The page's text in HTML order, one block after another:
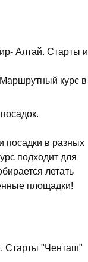
Алтай. Старты и
курс в
посадки в разных
подходит для
летать
площадки!
Старты "Ченташ"